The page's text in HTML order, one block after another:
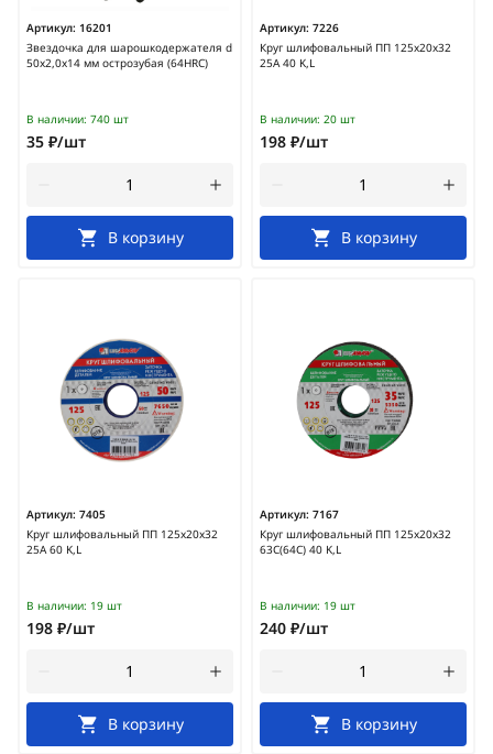
Артикул: 16201
Звездочка для шарошкодержателя d
50х2,0х14 мм острозубая (64HRC)
В наличии: 740 шт
35 ₽/шт
В корзину
Артикул: 7226
Круг шлифовальный ПП 125х20х32
25А 40 K,L
В наличии: 20 шт
198 ₽/шт
В корзину
Артикул: 7405
Круг шлифовальный ПП 125х20х32
25А 60 K,L
В наличии: 19 шт
198 ₽/шт
В корзину
Артикул: 7167
Круг шлифовальный ПП 125х20х32
63С(64С) 40 K,L
В наличии: 19 шт
240 ₽/шт
В корзину